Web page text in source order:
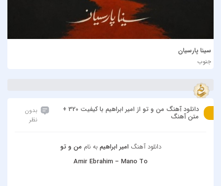
سینا پارسیان
جنوب
دانلود آهنگ من و تو از امیر ابراهیم با کیفیت 320 +
متن آهنگ
بدون
نظر
دانلود آهنگ امیر ابراهیمبه نام من و تو
Amir Ebrahim – Mano To